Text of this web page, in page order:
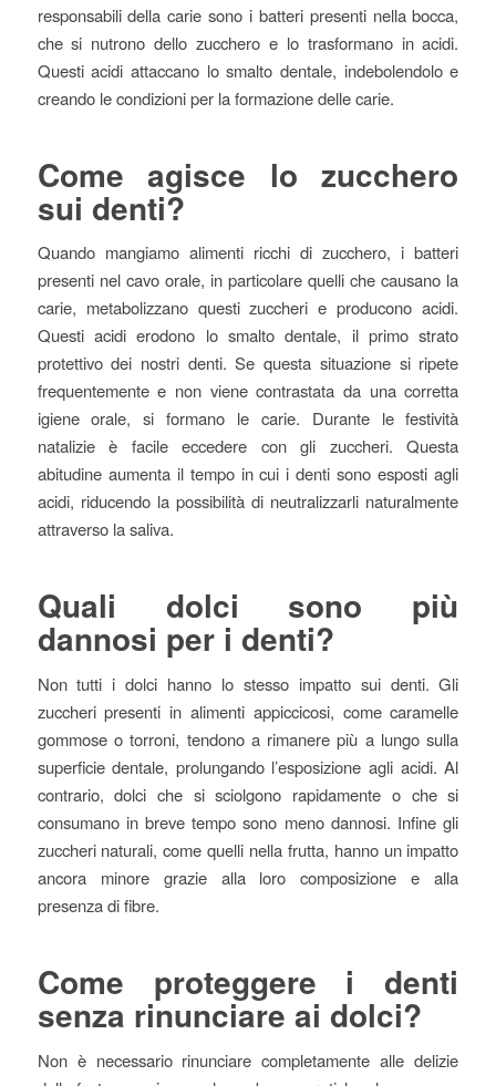
responsabili della carie sono i batteri presenti nella bocca,
che si nutrono dello zucchero e lo trasformano in acidi.
Questi acidi attaccano lo smalto dentale, indebolendolo e
creando le condizioni per la formazione delle carie.
Come agisce lo zucchero
sui denti?
Quando mangiamo alimenti ricchi di zucchero, i batteri
presenti nel cavo orale, in particolare quelli che causano la
carie, metabolizzano questi zuccheri e producono acidi.
Questi acidi erodono lo smalto dentale, il primo strato
protettivo dei nostri denti. Se questa situazione si ripete
frequentemente e non viene contrastata da una corretta
igiene orale, si formano le carie. Durante le festività
natalizie è facile eccedere con gli zuccheri. Questa
abitudine aumenta il tempo in cui i denti sono esposti agli
acidi, riducendo la possibilità di neutralizzarli naturalmente
attraverso la saliva.
Quali dolci sono più
dannosi per i denti?
Non tutti i dolci hanno lo stesso impatto sui denti. Gli
zuccheri presenti in alimenti appiccicosi, come caramelle
gommose o torroni, tendono a rimanere più a lungo sulla
superficie dentale, prolungando l’esposizione agli acidi. Al
contrario, dolci che si sciolgono rapidamente o che si
consumano in breve tempo sono meno dannosi. Infine gli
zuccheri naturali, come quelli nella frutta, hanno un impatto
ancora minore grazie alla loro composizione e alla
presenza di fibre.
Come proteggere i denti
senza rinunciare ai dolci?
Non è necessario rinunciare completamente alle delizie